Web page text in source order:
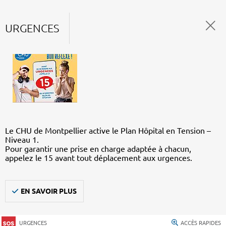
URGENCES
Le CHU de Montpellier active le Plan Hôpital en Tension –
Niveau 1.
Pour garantir une prise en charge adaptée à chacun,
appelez le 15 avant tout déplacement aux urgences.
EN SAVOIR PLUS
URGENCES ACCÈS RAPIDES